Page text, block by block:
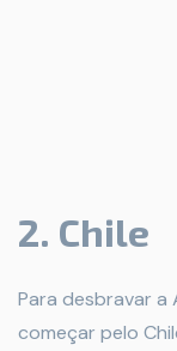
2. Chile
Para desbravar a
começar pelo